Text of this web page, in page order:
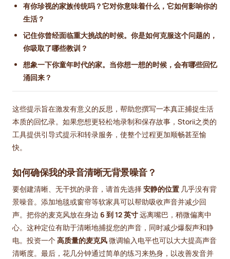
有你珍视的家族传统吗？它对你意味着什么，它如何影响你的
生活？
记住你曾经面临重大挑战的时候。你是如何克服这个问题的，
你吸取了哪些教训？
想象一下你童年时代的家。当你想一想的时候，会有哪些回忆
涌回来？
这些提示旨在激发有意义的反思，帮助您撰写一本真正捕捉生活
本质的回忆录。如果您想更轻松地录制和保存故事，Storii之类的
工具提供引导式提示和转录服务，使整个过程更加顺畅甚至愉
快。
如何确保我的录音清晰无背景噪音？
要创建清晰、无干扰的录音，请首先选择安静的位置 几乎没有背
景噪音。添加地毯或窗帘等软家具可以帮助吸收声音并减少回
声。把你的麦克风放在身边 6 到 12 英寸远离嘴巴，稍微偏离中
心。这种定位有助于清晰地捕捉您的声音，同时减少爆裂声和静
电。投资一个高质量的麦克风微调输入电平也可以大大提高声音
清晰度。最后，花几分钟通过简单的练习来热身，以改善发音并